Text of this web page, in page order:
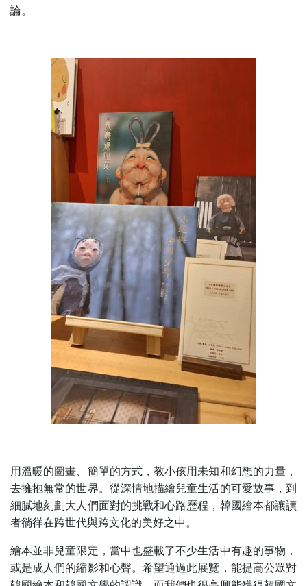
論。
用溫暖的圖畫、簡單的方式，教小孩用未知和幻想的力量，
去擁抱無常的世界。從深情地描繪兒童生活的可愛故事，到
細膩地刻劃大人們面對的挑戰和心路歷程，韓國繪本都讓讀
者徜徉在跨世代與跨文化的美好之中。
繪本並非兒童限定，當中也盛載了不少生活中有趣的事物，
或是成人們的縮影和心聲。希望通過此展覽，能提高公眾對